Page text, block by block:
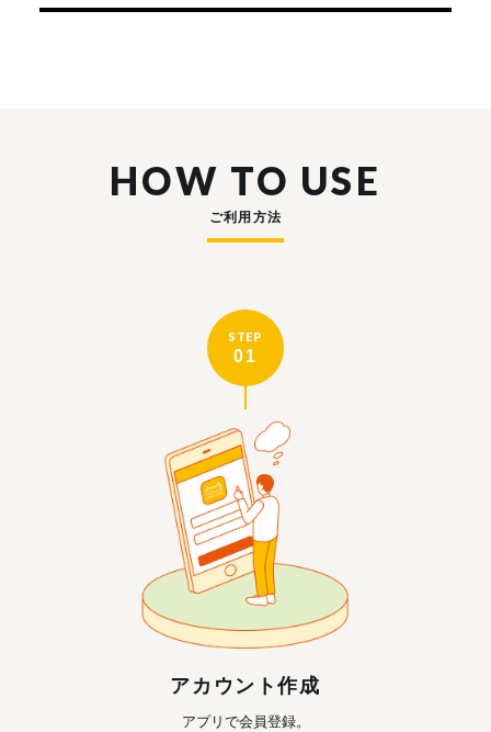
HOW TO USE
ご利用方法
STEP
01
アカウント作成
アプリで会員登録。